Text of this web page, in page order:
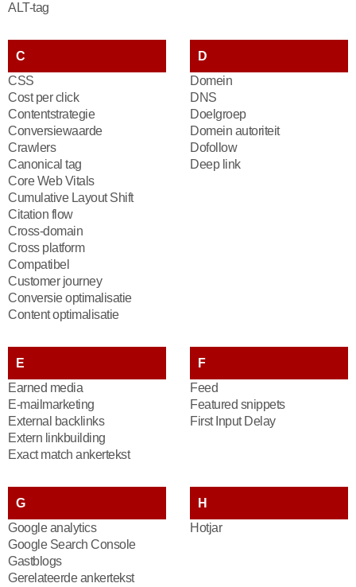
ALT-tag
C
CSS
Cost per click
Contentstrategie
Conversiewaarde
Crawlers
Canonical tag
Core Web Vitals
Cumulative Layout Shift
Citation flow
Cross-domain
Cross platform
Compatibel
Customer journey
Conversie optimalisatie
Content optimalisatie
D
Domein
DNS
Doelgroep
Domein autoriteit
Dofollow
Deep link
E
Earned media
E-mailmarketing
External backlinks
Extern linkbuilding
Exact match ankertekst
F
Feed
Featured snippets
First Input Delay
G
Google analytics
Google Search Console
Gastblogs
Gerelateerde ankertekst
H
Hotjar